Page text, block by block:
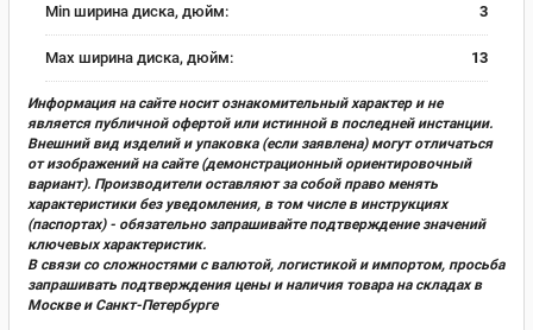
Min ширина диска, дюйм: 3
Max ширина диска, дюйм: 13
Информация на сайте носит ознакомительный характер и не
является публичной офертой или истинной в последней инстанции.
Внешний вид изделий и упаковка (если заявлена) могут отличаться
от изображений на сайте (демонстрационный ориентировочный
вариант). Производители оставляют за собой право менять
характеристики без уведомления, в том числе в инструкциях
(паспортах) - обязательно запрашивайте подтверждение значений
ключевых характеристик.
В связи со сложностями с валютой, логистикой и импортом, просьба
запрашивать подтверждения цены и наличия товара на складах в
Москве и Санкт-Петербурге